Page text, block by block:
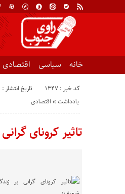
خانه سیاسی اقتصادی
کد خبر : 1347 تاریخ انتشار : جمعه ۱۲
اقتصادی « یادداشت
تاثیر کرونای